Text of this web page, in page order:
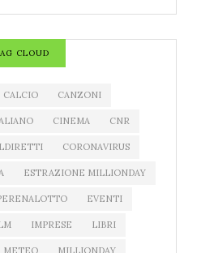
CLOUD
CALCIO CANZONI
CINEMA CNR
CORONAVIRUS
ESTRAZIONE MILLIONDAY
EVENTI
IMPRESE LIBRI
METEO MILLIONDAY